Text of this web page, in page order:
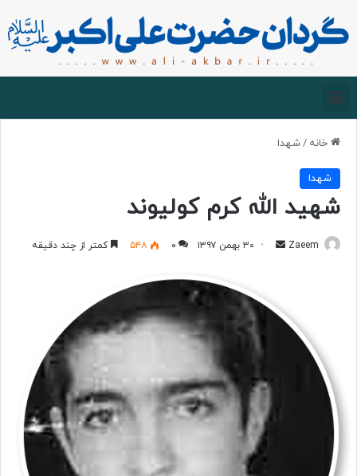
خانه /شهدا
شهدا
شهید الله کرم کولیوند
Zaeem ۳۰ بهمن ۱۳۹۷ ۰ ۵۴۸ کمتر از چند دقیقه